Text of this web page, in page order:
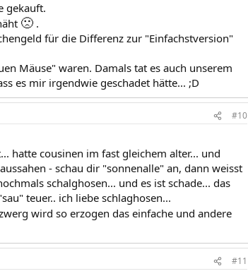
gekauft.
🙁 .
für die Differenz zur "Einfachstversion"
Mäuse" waren. Damals tat es auch unserem
es mir irgendwie geschadet hätte... ;D
#10
hatte cousinen im fast gleichem alter... und
- schau dir "sonnenalle" an, dann weisst
schalghosen... und es ist schade... das
teuer.. ich liebe schlaghosen...
wird so erzogen das einfache und andere
#11